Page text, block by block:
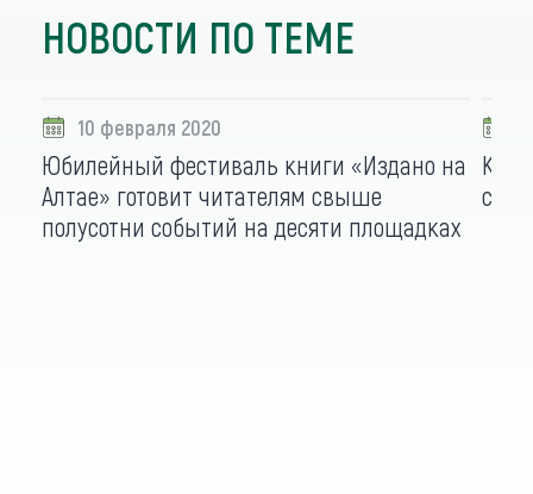
НОВОСТИ ПО ТЕМЕ
10 февраля 2020
Юбилейный фестиваль книги «Издано на
Алтае» готовит читателям свыше
полусотни событий на десяти площадках